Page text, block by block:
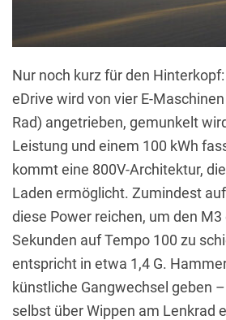
Nur noch kurz für den
eDrive wird von vier E-
Rad) angetrieben, gemunkelt
Leistung und einem 100 kWh
kommt eine 800V-Architektur,
Laden ermöglicht. Zumindest
diese Power reichen, um den M3
Sekunden auf Tempo 100 zu
entspricht in etwa 1,4 G.
künstliche Gangwechsel geben
selbst über Wippen am Lenkrad